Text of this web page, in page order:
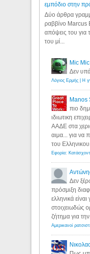
εμπόδιο στην
Δύο άρθρα
ραββίνο Marcus
απόψεις του για
του μί...
Mic Mic
Δεν
Manos
πιο
ιδιωτικη
ΑΑΔΕ στα
αιμα... για να
του
Δεν
πρόσμιξη
ελληνικά
στοιχειωδώς
ζήτημα για